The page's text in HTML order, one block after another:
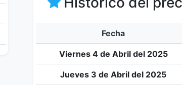
Fecha
Viernes 4 de Abril del 2025
Jueves 3 de Abril del 2025